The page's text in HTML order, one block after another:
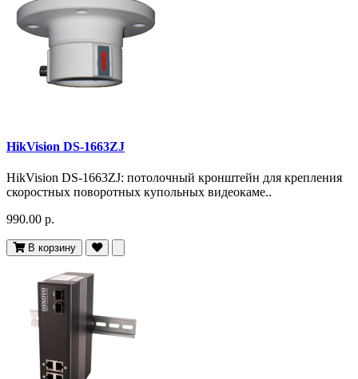
HikVision DS-1663ZJ
HikVision DS-1663ZJ: потолочный кронштейн для крепления
скоростных поворотных купольных видеокаме..
990.00 р.
В корзину